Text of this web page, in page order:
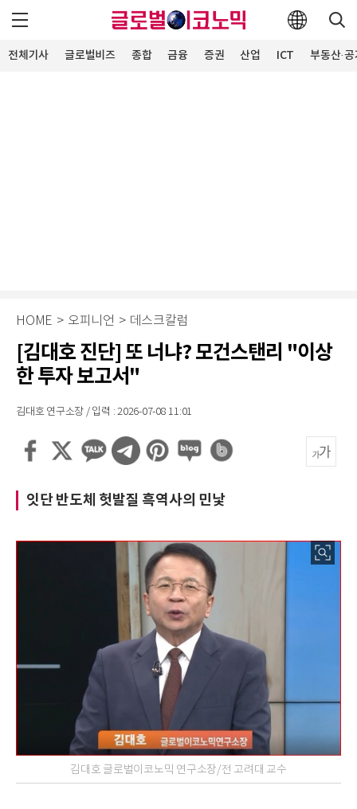
전체기사 글로벌비즈 종합 금융 증권 산업 ICT 부동산·
HOME > 오피니언 > 데스크칼럼
[김대호 진단] 또 너냐? 모건스탠리 "이상
한 투자 보고서"
김대호 연구소장 / 입력 : 2026-07-08 11:01
잇단 반도체 헛발질 흑역사의 민낯
김대호 글로벌이코노믹 연구소장/전 고려대 교수